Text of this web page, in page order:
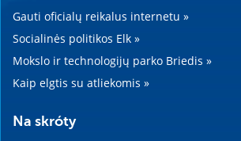
Gauti oficialų reikalus internetu »
Socialinės politikos Elk »
Mokslo ir technologijų parko Briedis »
Kaip elgtis su atliekomis »
Na skróty